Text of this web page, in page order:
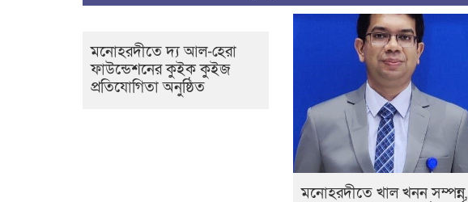
মনোহরদীতে দ্য আল-হেরা
ফাউন্ডেশনের কুইক কুইজ
প্রতিযোগিতা অনুষ্ঠিত
মনোহরদীতে খাল খনন সম্পন্ন,